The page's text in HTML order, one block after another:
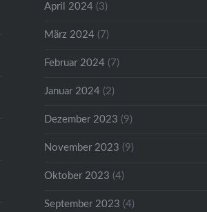
April 2024 (3)
März 2024 (7)
Februar 2024 (7)
Januar 2024 (2)
Dezember 2023 (9)
November 2023 (9)
Oktober 2023 (4)
September 2023 (4)